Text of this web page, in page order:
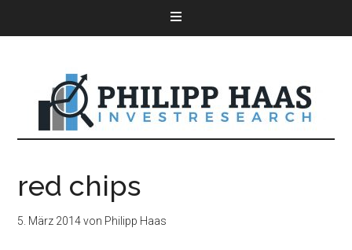
red chips
5. März 2014von Philipp Haas